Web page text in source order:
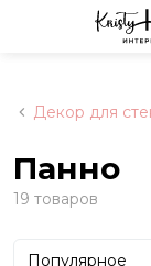
Декор для
Панно
19 товаров
Популярное